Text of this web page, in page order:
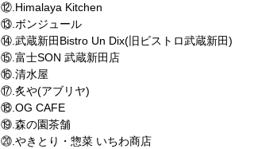
⑫.Himalaya Kitchen
⑬.ボンジュール
⑭.武蔵新田Bistro Un Dix(旧ビストロ武蔵新田)
⑮.富士SON 武蔵新田店
⑯.清水屋
⑰.炙や(アブリヤ)
⑱.OG CAFE
⑲.森の園茶舗
⑳.やきとり・惣菜 いちわ商店